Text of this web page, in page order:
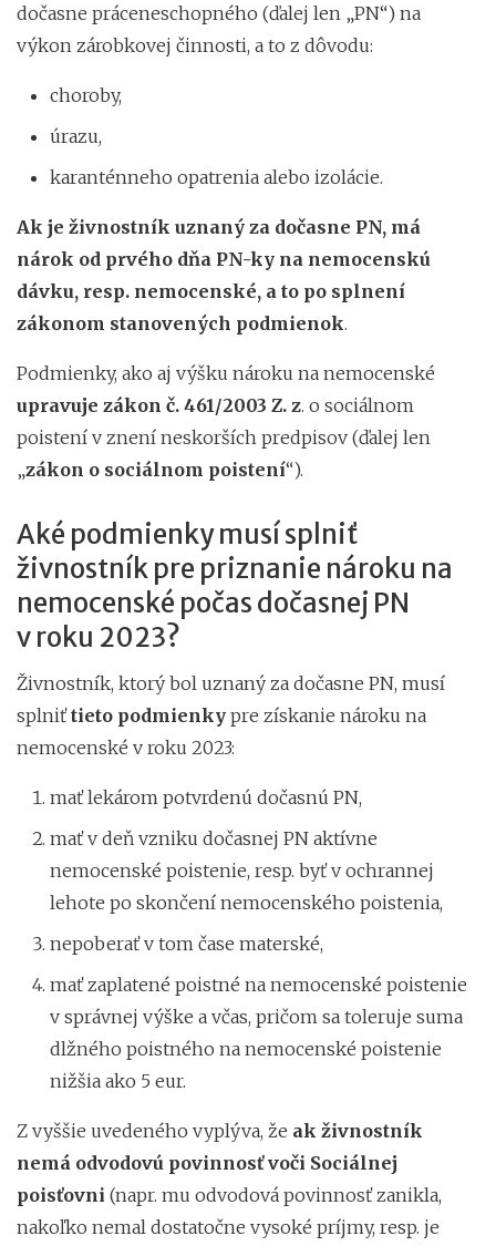
dočasne práceneschopného (ďalej len „PN“) na
výkon zárobkovej činnosti, a to z dôvodu:
choroby,
úrazu,
karanténneho opatrenia alebo izolácie.
Ak je živnostník uznaný za dočasne PN, má
nárok od prvého dňa PN-ky na nemocenskú
dávku, resp. nemocenské, a to po splnení
zákonom stanovených podmienok.
Podmienky, ako aj výšku nároku na nemocenské
upravuje zákon č. 461/2003 Z. z. o sociálnom
poistení v znení neskorších predpisov (ďalej len
„zákon o sociálnom poistení“).
Aké podmienky musí splniť
živnostník pre priznanie nároku na
nemocenské počas dočasnej PN
v roku 2023?
Živnostník, ktorý bol uznaný za dočasne PN, musí
splniťtieto podmienky pre získanie nároku na
nemocenské v roku 2023:
mať lekárom potvrdenú dočasnú PN,
mať v deň vzniku dočasnej PN aktívne
nemocenské poistenie, resp. byť v ochrannej
lehote po skončení nemocenského poistenia,
nepoberať v tom čase materské,
mať zaplatené poistné na nemocenské poistenie
v správnej výške a včas, pričom sa toleruje suma
dlžného poistného na nemocenské poistenie
nižšia ako 5 eur.
Z vyššie uvedeného vyplýva, že ak živnostník
nemá odvodovú povinnosť voči Sociálnej
poisťovni (napr. mu odvodová povinnosť zanikla,
nakoľko nemal dostatočne vysoké príjmy, resp. je